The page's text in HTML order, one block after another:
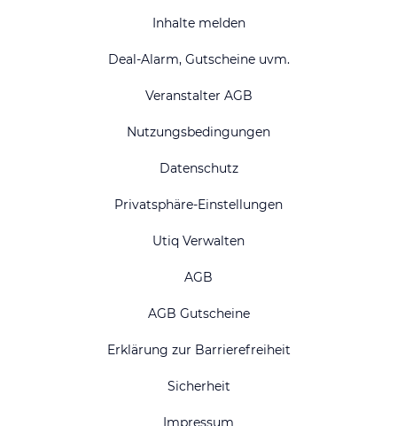
Inhalte melden
Deal-Alarm, Gutscheine uvm.
Veranstalter AGB
Nutzungsbedingungen
Datenschutz
Privatsphäre-Einstellungen
Utiq Verwalten
AGB
AGB Gutscheine
Erklärung zur Barrierefreiheit
Sicherheit
Impressum